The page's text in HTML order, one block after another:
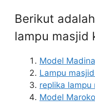
Berikut
lampu masjid
Model
Lampu
replika lampu
Model Maroko